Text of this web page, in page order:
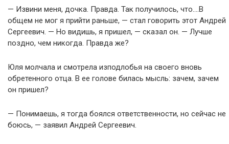
— Извини меня, дочка. Правда. Так получилось, что….В
общем не мог я прийти раньше, — стал говорить этот Андрей
Сергеевич. — Но видишь, я пришел, — сказал он. — Лучше
поздно, чем никогда. Правда же?
Юля молчала и смотрела изподлобья на своего вновь
обретенного отца. В ее голове билась мысль: зачем, зачем
он пришел?
— Понимаешь, я тогда боялся ответственности, но сейчас не
боюсь, — заявил Андрей Сергеевич.